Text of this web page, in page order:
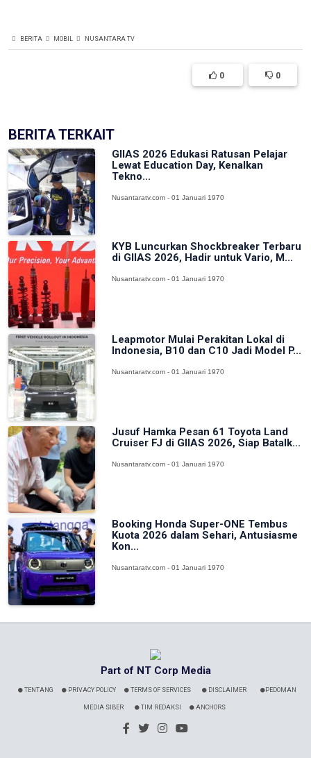
BERITA MOBIL NUSANTARA TV
0 0
BERITA TERKAIT
GIIAS 2026 Edukasi Ratusan Pelajar
Lewat Education Day, Kenalkan
Tekno...
Nusantaratv.com - 01 Januari 1970
KYB Luncurkan Shockbreaker Terbaru
di GIIAS 2026, Hadir untuk Vario, M...
Nusantaratv.com - 01 Januari 1970
Leapmotor Mulai Perakitan Lokal di
Indonesia, B10 dan C10 Jadi Model P...
Nusantaratv.com - 01 Januari 1970
Jusuf Hamka Pesan 61 Toyota Land
Cruiser FJ di GIIAS 2026, Siap Batalk...
Nusantaratv.com - 01 Januari 1970
Booking Honda Super-ONE Tembus
Kuota 2026 dalam Sehari, Antusiasme
Kon...
Nusantaratv.com - 01 Januari 1970
Part of NT Corp Media
TENTANG PRIVACY POLICY TERMS OF SERVICES DISCLAIMER PEDOMAN
MEDIA SIBER TIM REDAKSI ANCHORS